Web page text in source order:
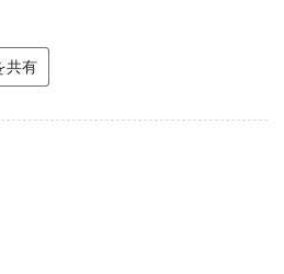
共有